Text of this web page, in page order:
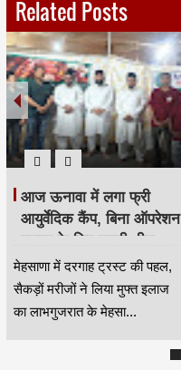
Related Posts
आज ऊनावा में लगा फ्री
आयुर्वेदिक कैंप, बिना ऑपरेशन
इलाज के लिए उमड़ी भीड़
HKA
मेहसाणा में दरगाह ट्रस्ट की पहल,
सैकड़ों मरीजों ने लिया मुफ्त इलाज
का लाभगुजरात के मेहसा...